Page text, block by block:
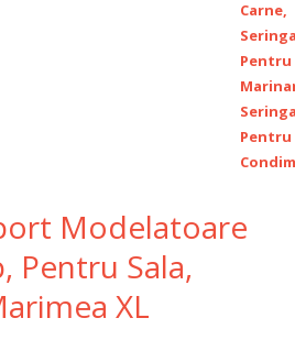
Modelatoare
Pentru Sala,
XL